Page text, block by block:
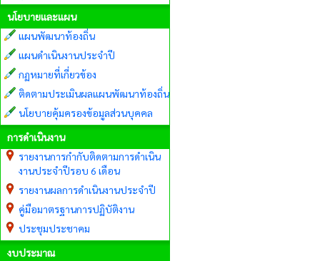
นโยบายและแผน
แผนพัฒนาท้องถิ่น
แผนดำเนินงานประจำปี
กฏหมายที่เกี่ยวข้อง
ติดตามประเมินผลแผนพัฒนาท้องถิ่น
นโยบายคุ้มครองข้อมูลส่วนบุคคล
การดำเนินงาน
รายงานการกำกับติดตามการดำเนิน
งานประจำปีรอบ 6 เดือน
รายงานผลการดำเนินงานประจำปี
คู่มือมาตรฐานการปฏิบัติงาน
ประชุมประชาคม
งบประมาณ